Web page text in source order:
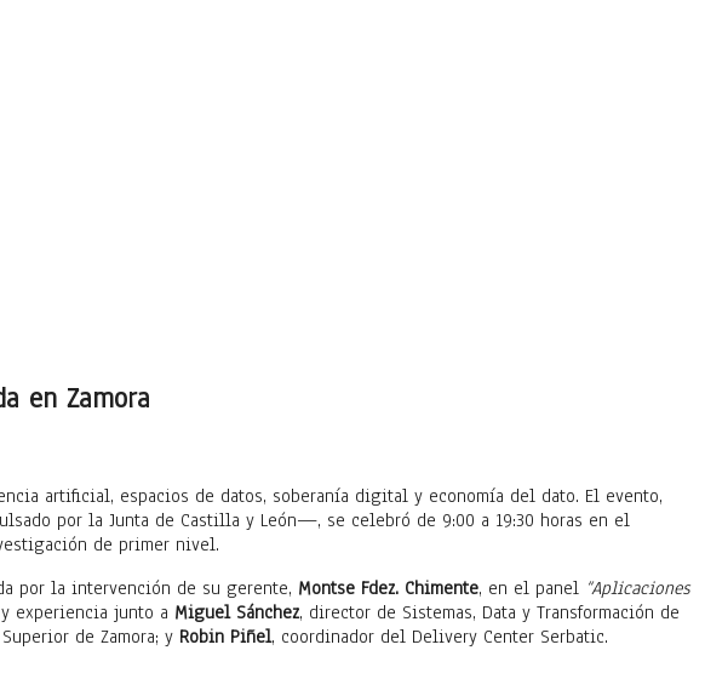
en Zamora
artificial, espacios de datos, soberanía digital y economía del dato. El evento,
por la Junta de Castilla y León—, se celebró de 9:00 a 19:30 horas en el
de primer nivel.
por la intervención de su gerente, Montse Fdez. Chimente, en el panel “Aplicaciones
experiencia junto a Miguel Sánchez, director de Sistemas, Data y Transformación de
de Zamora; y Robin Piñel, coordinador del Delivery Center Serbatic.